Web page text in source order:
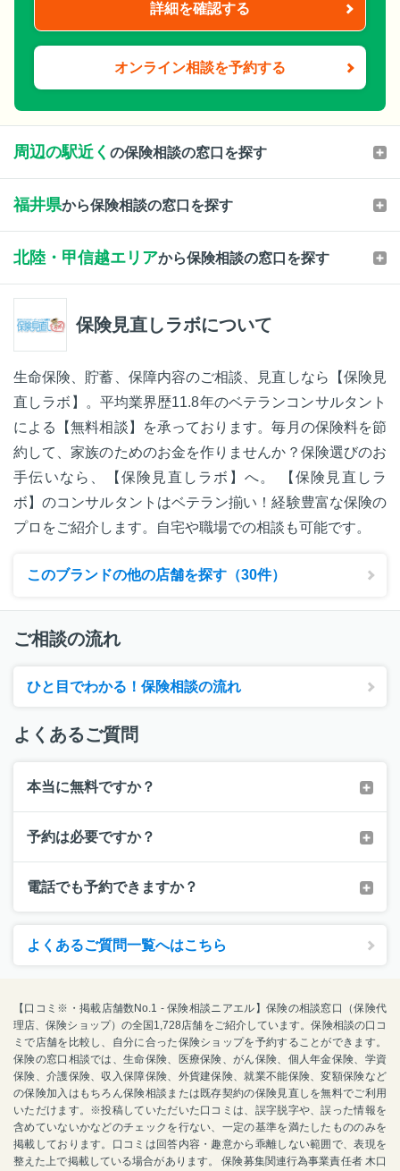
詳細を確認する
オンライン相談を予約する
周辺の駅近く の保険相談の窓口を探す
福井県から保険相談の窓口を探す
北陸・甲信越エリアから保険相談の窓口を探す
保険見直しラボについて
生命保険、貯蓄、保障内容のご相談、見直しなら【保険見
直しラボ】。平均業界歴11.8年のベテランコンサルタント
による【無料相談】を承っております。毎月の保険料を節
約して、家族のためのお金を作りませんか？保険選びのお
手伝いなら、【保険見直しラボ】へ。 【保険見直しラ
ボ】のコンサルタントはベテラン揃い！経験豊富な保険の
プロをご紹介します。自宅や職場での相談も可能です。
このブランドの他の店舗を探す（30件）
ご相談の流れ
ひと目でわかる！保険相談の流れ
よくあるご質問
本当に無料ですか？
予約は必要ですか？
電話でも予約できますか？
よくあるご質問一覧へはこちら
【口コミ※・掲載店舗数No.1 - 保険相談ニアエル】保険の相談窓口（保険代
理店、保険ショップ）の全国1,728店舗をご紹介しています。保険相談の口コ
ミで店舗を比較し、自分に合った保険ショップを予約することができます。
保険の窓口相談では、生命保険、医療保険、がん保険、個人年金保険、学資
保険、介護保険、収入保障保険、外貨建保険、就業不能保険、変額保険など
の保険加入はもちろん保険相談または既存契約の保険見直しを無料でご利用
いただけます。※投稿していただいた口コミは、誤字脱字や、誤った情報を
含めていないかなどのチェックを行ない、一定の基準を満たしたもののみを
掲載しております。口コミは回答内容・趣意から乖離しない範囲で、表現を
整えた上で掲載している場合があります。 保険募集関連行為事業責任者 木口